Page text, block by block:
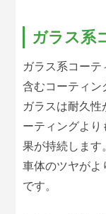
ガラス系
ガラス系コー
含むコーティン
ガラスは耐久
ーティングよ
果が持続します。
車体のツヤがよ
です。